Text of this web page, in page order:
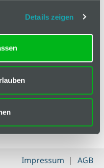
Details zeigen
Impressum | AGB